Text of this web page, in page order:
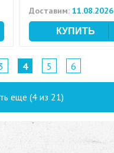
Доставим: 11.08.2026
4 5 6
еще (4 из 21)